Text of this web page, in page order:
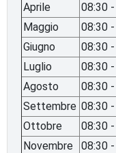
Aprile
08:30
Maggio
08:30
Giugno
08:30
Luglio
08:30
Agosto
08:30
Settembre 08:30
Ottobre
08:30
Novembre
08:30